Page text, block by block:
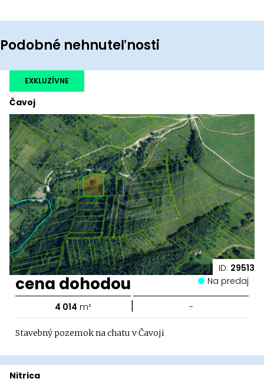
Podobné nehnuteľnosti
ID: 29513
Čavoj
EXKLUZÍVNE
cena dohodou Na predaj
4 014 m² | -
Stavebný pozemok na chatu v Čavoji
Nitrica